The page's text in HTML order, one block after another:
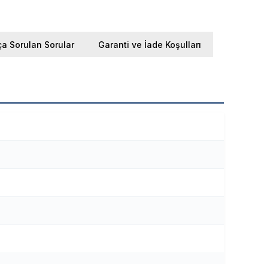
Sorulan Sorular Garanti ve İade Koşulları